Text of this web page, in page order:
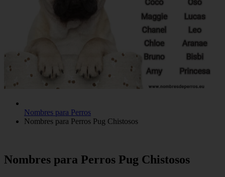
Nombres para Perros
Nombres para Perros Pug Chistosos
Nombres para Perros Pug Chistosos